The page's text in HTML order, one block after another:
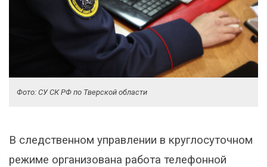
Фото: СУ СК РФ по Тверской области
В следственном управлении в круглосуточном
режиме организована работа телефонной